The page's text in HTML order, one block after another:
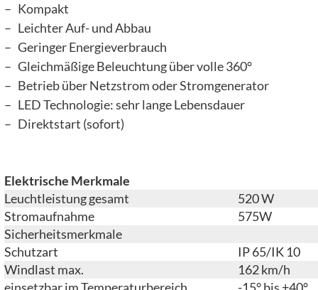
– Kompakt
– Leichter Auf- und Abbau
– Geringer Energieverbrauch
– Gleichmäßige Beleuchtung über volle 360°
– Betrieb über Netzstrom oder Stromgenerator
– LED Technologie: sehr lange Lebensdauer
– Direktstart (sofort)
Elektrische Merkmale
Leuchtleistung gesamt
520 W
Stromaufnahme
575W
Sicherheitsmerkmale
Schutzart
IP 65/IK 10
Windlast max.
162 km/h